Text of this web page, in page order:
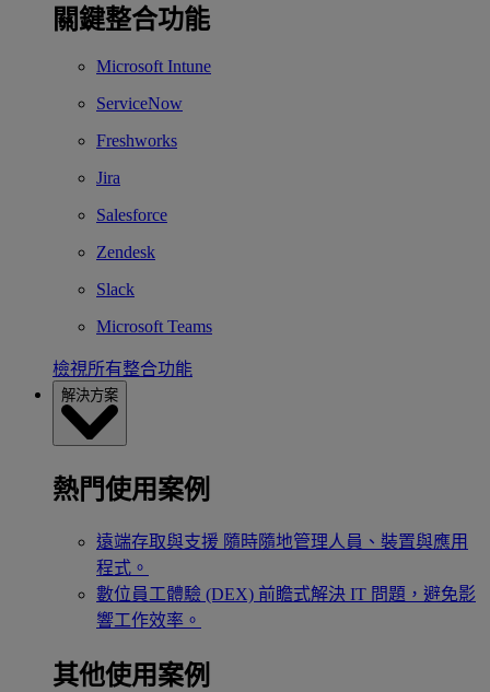
關鍵整合功能
Microsoft Intune
ServiceNow
Freshworks
Jira
Salesforce
Zendesk
Slack
Microsoft Teams
檢視所有整合功能
解決方案
熱門使用案例
遠端存取與支援 隨時隨地管理人員、裝置與應用
程式。
數位員工體驗 (DEX) 前瞻式解決 IT 問題，避免影
響工作效率。
其他使用案例